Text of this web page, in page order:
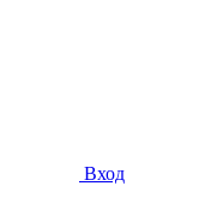
Вход